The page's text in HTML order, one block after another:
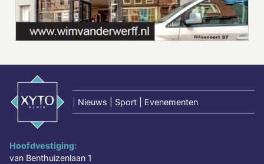
Nieuws | Sport | Evenementen
Hoofdvestiging:
van Benthuizenlaan 1